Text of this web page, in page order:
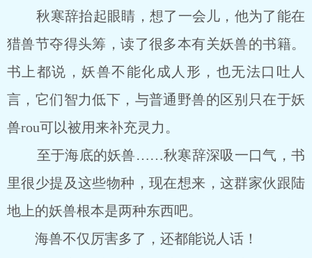
秋寒辞抬起眼睛，想了一会儿，他为了能在
猎兽节夺得头筹，读了很多本有关妖兽的书籍。
书上都说，妖兽不能化成人形，也无法口吐人
言，它们智力低下，与普通野兽的区别只在于妖
兽rou可以被用来补充灵力。
至于海底的妖兽……秋寒辞深吸一口气，书
里很少提及这些物种，现在想来，这群家伙跟陆
地上的妖兽根本是两种东西吧。
海兽不仅厉害多了，还都能说人话！